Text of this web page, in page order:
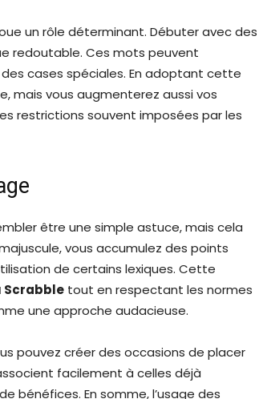
un rôle déterminant. Débuter avec des
redoutable. Ces mots peuvent
cases spéciales. En adoptant cette
mais vous augmenterez aussi vos
restrictions souvent imposées par les
être une simple astuce, mais cela
vous accumulez des points
de certains lexiques. Cette
Scrabble tout en respectant les normes
une approche audacieuse.
pouvez créer des occasions de placer
facilement à celles déjà
bénéfices. En somme, l’usage des